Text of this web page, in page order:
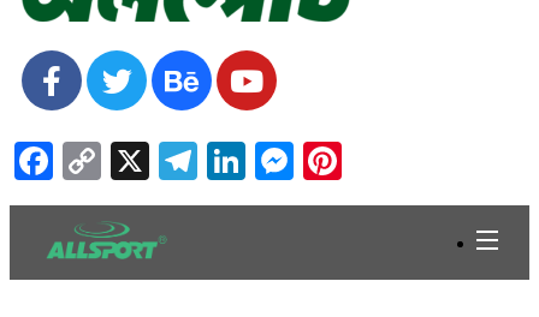
Facebook
Copy
Link
X Telegram
LinkedIn
Messenger